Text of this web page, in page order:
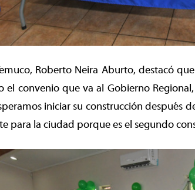
Roberto Neira Aburto, destacó
el convenio que va al Gobierno
iniciar su construcción después
para la ciudad porque es el segundo